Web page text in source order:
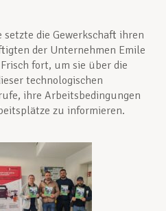
die Gewerkschaft ihren
der Unternehmen Emile
fort, um sie über die
technologischen
ihre Arbeitsbedingungen
zu informieren.